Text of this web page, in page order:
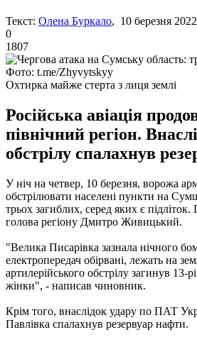
Текст: Олена Буркало, 10 березня
0
1807
Фото: t.me/Zhyvytskyy
Охтирка майже стерта з лиця землі
Російська авіація
північний регіон.
обстрілу спалахнув
У ніч на четвер, 10 березня, ворожа
обстрілювати населені пункти на
трьох загиблих, серед яких є
голова регіону Дмитро Живицький.
"Велика Писарівка зазнала нічного
електропередач обірвані, лежать на
артилерійського обстрілу загинув 13-
жінки", - написав чиновник.
Крім того, внаслідок удару по ПАТ
Павлівка спалахнув резервуар нафти.